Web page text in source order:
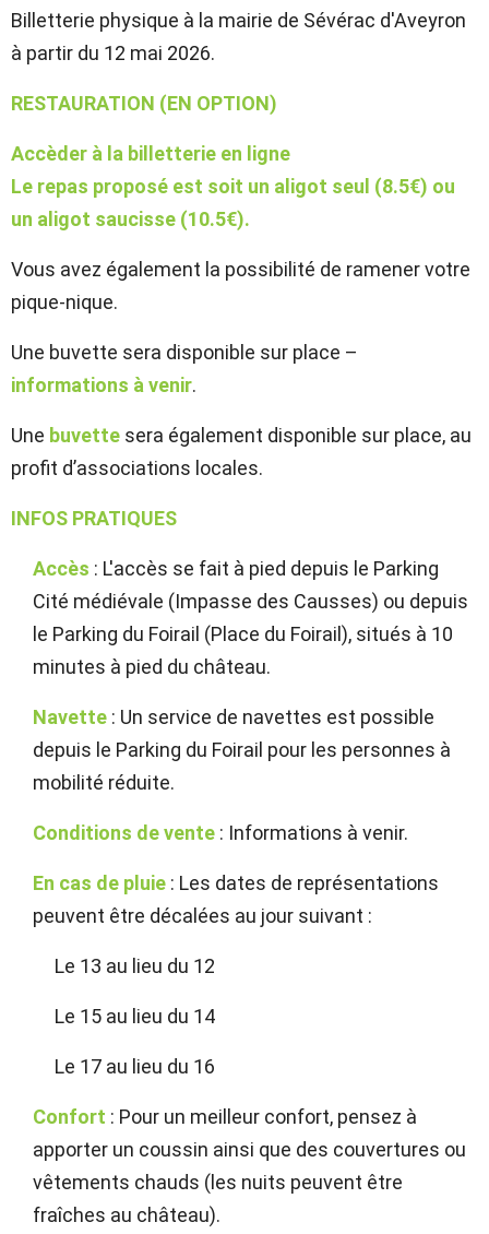
Billetterie physique à la mairie de Sévérac d'Aveyron
à partir du 12 mai 2026.
RESTAURATION (EN OPTION)
Accèder à la billetterie en ligne
Le repas proposé est soit un aligot seul (8.5€) ou
un aligot saucisse (10.5€).
Vous avez également la possibilité de ramener votre
pique-nique.
Une buvette sera disponible sur place –
informations à venir.
Une buvette sera également disponible sur place, au
profit d’associations locales.
INFOS PRATIQUES
Accès : L'accès se fait à pied depuis le Parking
Cité médiévale (Impasse des Causses) ou depuis
le Parking du Foirail (Place du Foirail), situés à 10
minutes à pied du château.
Navette : Un service de navettes est possible
depuis le Parking du Foirail pour les personnes à
mobilité réduite.
Conditions de vente : Informations à venir.
En cas de pluie : Les dates de représentations
peuvent être décalées au jour suivant :
Le 13 au lieu du 12
Le 15 au lieu du 14
Le 17 au lieu du 16
Confort : Pour un meilleur confort, pensez à
apporter un coussin ainsi que des couvertures ou
vêtements chauds (les nuits peuvent être
fraîches au château).